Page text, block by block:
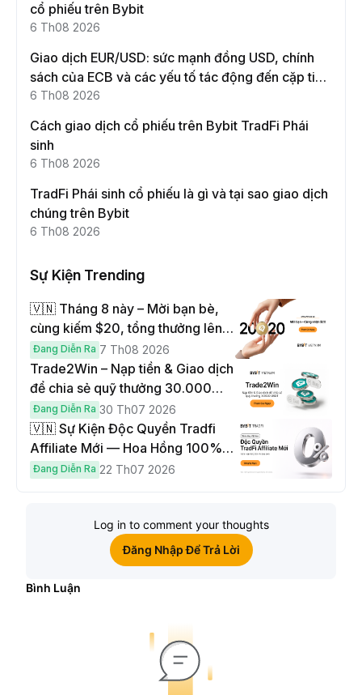
cổ phiếu trên Bybit
6 Th08 2026
Giao dịch EUR/USD: sức mạnh đồng USD, chính
sách của ECB và các yếu tố tác động đến cặp tiền
này
6 Th08 2026
Cách giao dịch cổ phiếu trên Bybit TradFi Phái
sinh
6 Th08 2026
TradFi Phái sinh cổ phiếu là gì và tại sao giao dịch
chúng trên Bybit
6 Th08 2026
Sự Kiện Trending
🇻🇳 Tháng 8 này – Mời bạn bè,
cùng kiếm $20, tổng thưởng lên
đến $1,000
Đang Diễn Ra 7 Th08 2026
Trade2Win – Nạp tiền & Giao dịch
để chia sẻ quỹ thưởng 30.000
USDT
Đang Diễn Ra 30 Th07 2026
🇻🇳 Sự Kiện Độc Quyền Tradfi
Affiliate Mới — Hoa Hồng 100% &
Hoàn Phí Qua Đêm
Đang Diễn Ra 22 Th07 2026
Log in to comment your thoughts
Đăng Nhập Để Trả Lời
Bình Luận